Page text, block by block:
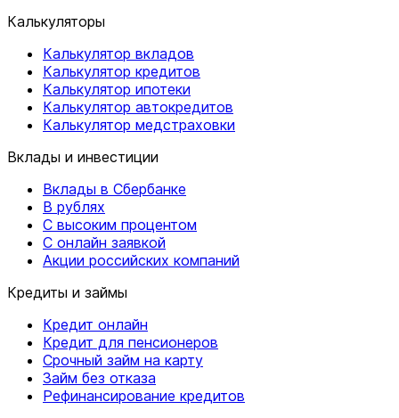
Калькуляторы
Калькулятор вкладов
Калькулятор кредитов
Калькулятор ипотеки
Калькулятор автокредитов
Калькулятор медстраховки
Вклады и инвестиции
Вклады в Сбербанке
В рублях
С высоким процентом
С онлайн заявкой
Акции российских компаний
Кредиты и займы
Кредит онлайн
Кредит для пенсионеров
Срочный займ на карту
Займ без отказа
Рефинансирование кредитов